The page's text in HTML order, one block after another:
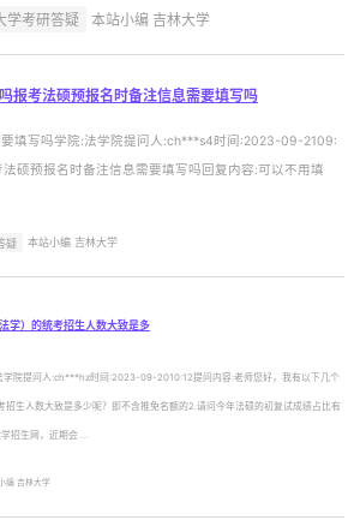
学考研答疑 本站小编 吉林大学
报考法硕预报名时备注信息需要填写吗
填写吗学院:法学院提问人:ch***s4时间:2023-09-2109:
硕预报名时备注信息需要填写吗回复内容:可以不用填
疑 本站小编 吉林大学
学）的统考招生人数大致是多
学院提问人:ch***hz时间:2023-09-2010:12提问内容:老师您好，我有以下几个
招生人数大致是多少呢？即不含推免名额的2.请问今年法硕的初复试成绩占比有
招生网，近期会 ...
编 吉林大学